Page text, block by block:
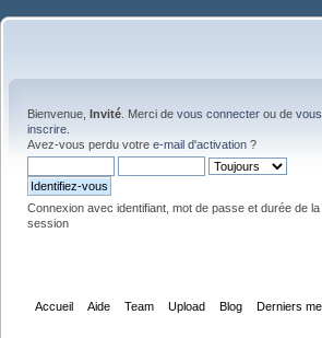
Bienvenue, Invité . Merci de vous connecter ou de vous
inscrire
Avez-vous perdu votre e-mail d'activation ?
Connexion avec identifiant, mot de passe et durée de la
session
Accueil Aide Team Upload Blog Derniers